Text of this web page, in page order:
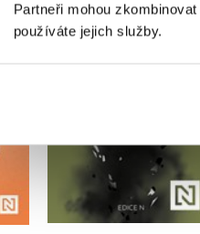
Partneři mohou
používáte jejich služby.
Do košíku
499 Kč
399 Kč